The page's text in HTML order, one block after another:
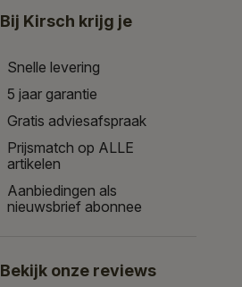
Bij Kirsch krijg je
Snelle levering
5 jaar garantie
Gratis adviesafspraak
Prijsmatch op ALLE
artikelen
Aanbiedingen als
nieuwsbrief abonnee
Bekijk onze reviews